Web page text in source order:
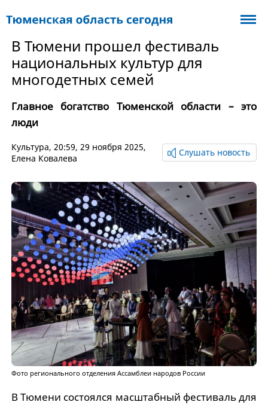
В Тюмени прошел фестиваль
национальных культур для
многодетных семей
Главное богатство Тюменской области – это
люди
Культура, 20:59, 29 ноября 2025,
Елена Ковалева
Слушать новость
Фото регионального отделения Ассамблеи народов России
В Тюмени состоялся масштабный фестиваль для